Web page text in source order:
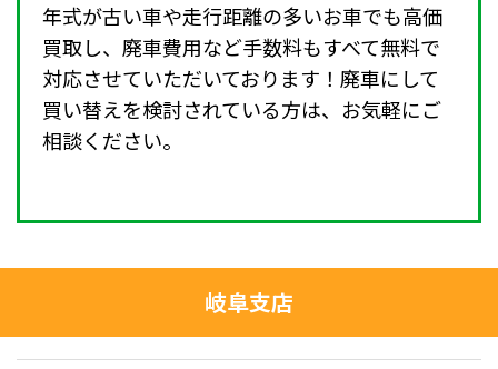
年式が古い車や走行距離の多いお車でも高価
買取し、廃車費用など手数料もすべて無料で
対応させていただいております！廃車にして
買い替えを検討されている方は、お気軽にご
相談ください。
岐阜支店